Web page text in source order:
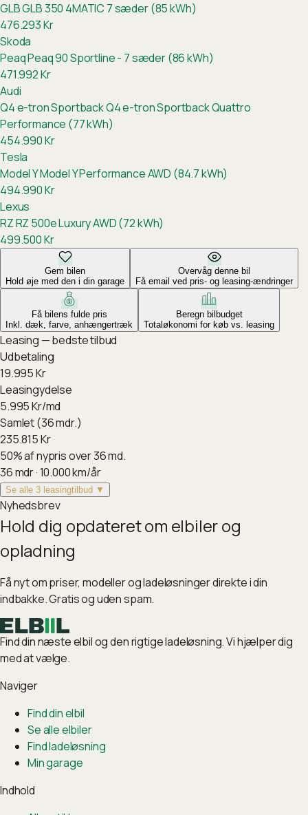
GLBGLB 350 4MATIC 7 sæder (85 kWh)
476.293Kr
Skoda
PeaqPeaq 90 Sportline - 7 sæder (86 kWh)
471.992Kr
Audi
Q4 e-tron SportbackQ4 e-tron Sportback Quattro
Performance (77 kWh)
454.990Kr
Tesla
Model YModel Y Performance AWD (84.7 kWh)
494.990Kr
Lexus
RZRZ 500e Luxury AWD (72 kWh)
499.500Kr
Gem bilen
Hold øje med den i din garage
Overvåg denne bil
Få email ved pris- og leasing-ændringer
Få bilens fulde pris
Inkl. dæk, farve, anhængertræk
Beregn bilbudget
Totaløkonomi for køb vs. leasing
Leasing — bedste tilbud
Udbetaling
19.995Kr
Leasingydelse
5.995Kr/md
Samlet (36 mdr.)
235.815Kr
50%af nypris over 36 md.
36mdr ·10.000km/år
Se alle 3 leasingtilbud ▼
Nyhedsbrev
Hold dig opdateret om elbiler og
opladning
Få nyt om priser, modeller og ladeløsninger direkte i din
indbakke. Gratis og uden spam.
Find din næste elbil og den rigtige ladeløsning. Vi hjælper dig
med at vælge.
Naviger
Find din elbil
Se alle elbiler
Find ladeløsning
Min garage
Indhold